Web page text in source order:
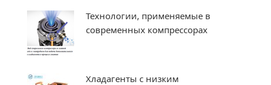
Технологии, применяемые в
современных компрессорах
Хладагенты с низким